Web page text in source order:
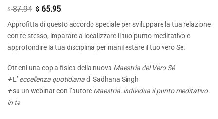
$87.94 Il
prezzo
originale
era:
$65.95Il
Approfitta di questo accordo speciale per sviluppare la tua relazione
con te stesso, imparare a localizzare il tuo punto meditativo e
approfondire la tua disciplina per manifestare il tuo vero Sé.
Ottieni una copia fisica della nuova Maestria del Vero Sé
+L’ eccellenza quotidianadi Sadhana Singh
+su un webinar con l’autore Maestria: individua il punto meditativo
in te